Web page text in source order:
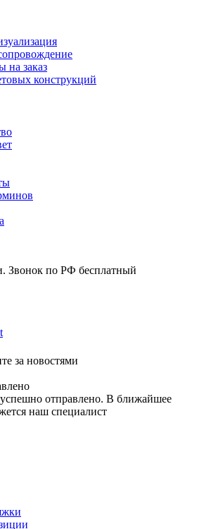
на заказ
конструкций
Звонок по РФ бесплатный
за новостями
отправлено. В ближайшее
наш специалист